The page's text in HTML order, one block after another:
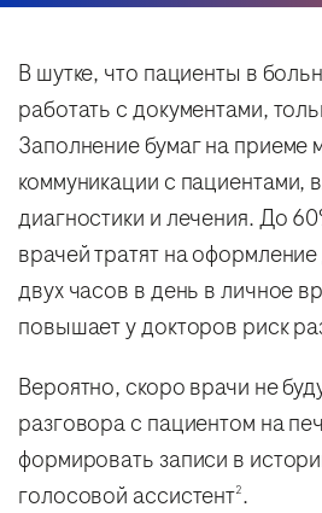
В шутке, что пациенты в
работать с документами,
Заполнение бумаг на приеме
коммуникации с пациентами,
диагностики и лечения. До
врачей тратят на
двух часов в день в личное
повышает у докторов риск
Вероятно, скоро врачи не
разговора с пациентом на
формировать записи в
голосовой ассистент2.